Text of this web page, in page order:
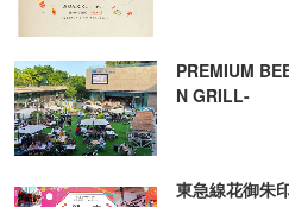
PREMIUM
N GRILL-
東急線花御朱